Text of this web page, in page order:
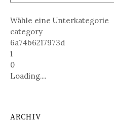
Wähle eine Unterkategorie
category
6a74b6217973d
1
0
Loading....
ARCHIV